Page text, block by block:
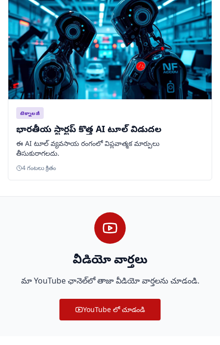
టెక్నాలజీ
భారతీయ స్టార్టప్ కొత్త AI టూల్ విడుదల
ఈ AI టూల్ వ్యవసాయ రంగంలో విప్లవాత్మక మార్పులు
తీసుకురాగలదు.
4 గంటలు క్రితం
వీడియో వార్తలు
మా YouTube ఛానెల్‌లో తాజా వీడియో వార్తలను చూడండి.
YouTube లో చూడండి